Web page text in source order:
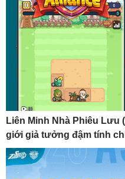
Liên Minh Nhà Phiêu Lưu
giới giả tưởng đậm tính